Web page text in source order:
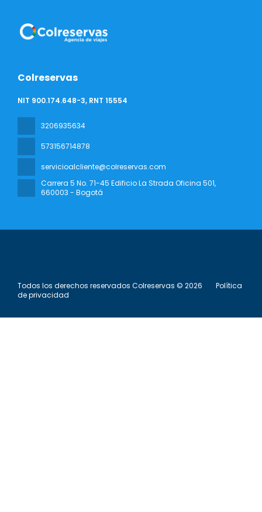
Colreservas
NIT 900.174.648-3, RNT 15554
3206935634
573156714878
servicioalcliente@colreservas.com
Carrera 5 No. 71-45 Edificio La Strada Oficina 501,
660003 - Bogotá
Todos los derechos reservados Colreservas © 2026
Política
de privacidad